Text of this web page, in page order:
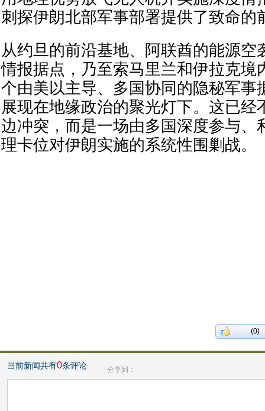
刺探伊朗北部军事部署提供了致命的
从约旦的前沿基地、阿联酋的能源空
情报据点，乃至索马里兰和伊拉克境
个由美以主导、多国协同的隐秘军事
展现在地缘政治的聚光灯下。这已经
边冲突，而是一场由多国深度参与、
理卡位对伊朗实施的系统性围剿战。
(0)
当前新闻共有0条评论 分享到：